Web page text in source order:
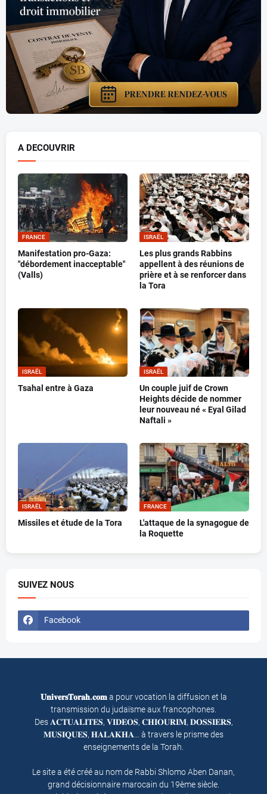
A DECOUVRIR
FRANCE
Manifestation pro-Gaza:
"débordement inacceptable"
(Valls)
ISRAËL
Les plus grands Rabbins
appellent à des réunions de
prière et à se renforcer dans
la Tora
ISRAËL
Tsahal entre à Gaza
ISRAËL
Un couple juif de Crown
Heights décide de nommer
leur nouveau né « Eyal Gilad
Naftali »
ISRAËL
Missiles et étude de la Tora
FRANCE
L'attaque de la synagogue de
la Roquette
SUIVEZ NOUS
Facebook
𝐔𝐧𝐢𝐯𝐞𝐫𝐬𝐓𝐨𝐫𝐚𝐡.𝐜𝐨𝐦a pour vocation la diffusion et la
transmission du judaïsme aux francophones.
Des 𝐀𝐂𝐓𝐔𝐀𝐋𝐈𝐓𝐄𝐒, 𝐕𝐈𝐃𝐄𝐎𝐒, 𝐂𝐇𝐈𝐎𝐔𝐑𝐈𝐌, 𝐃𝐎𝐒𝐒𝐈𝐄𝐑𝐒,
𝐌𝐔𝐒𝐈𝐐𝐔𝐄𝐒, 𝐇𝐀𝐋𝐀𝐊𝐇𝐀… à travers le prisme des
enseignements de la Torah.
Le site a été créé au nom de Rabbi Shlomo Aben Danan,
grand décisionnaire marocain du 19ème siècle.